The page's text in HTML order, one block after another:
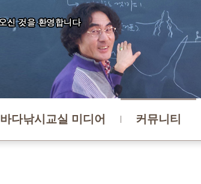
바다낚시교실 미디어 커뮤니티